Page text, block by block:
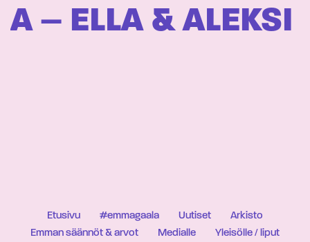
A – ELLA & ALEKSI
Etusivu #emmagaala Uutiset
Arkisto
Emman säännöt & arvot
Medialle
Yleisölle / liput